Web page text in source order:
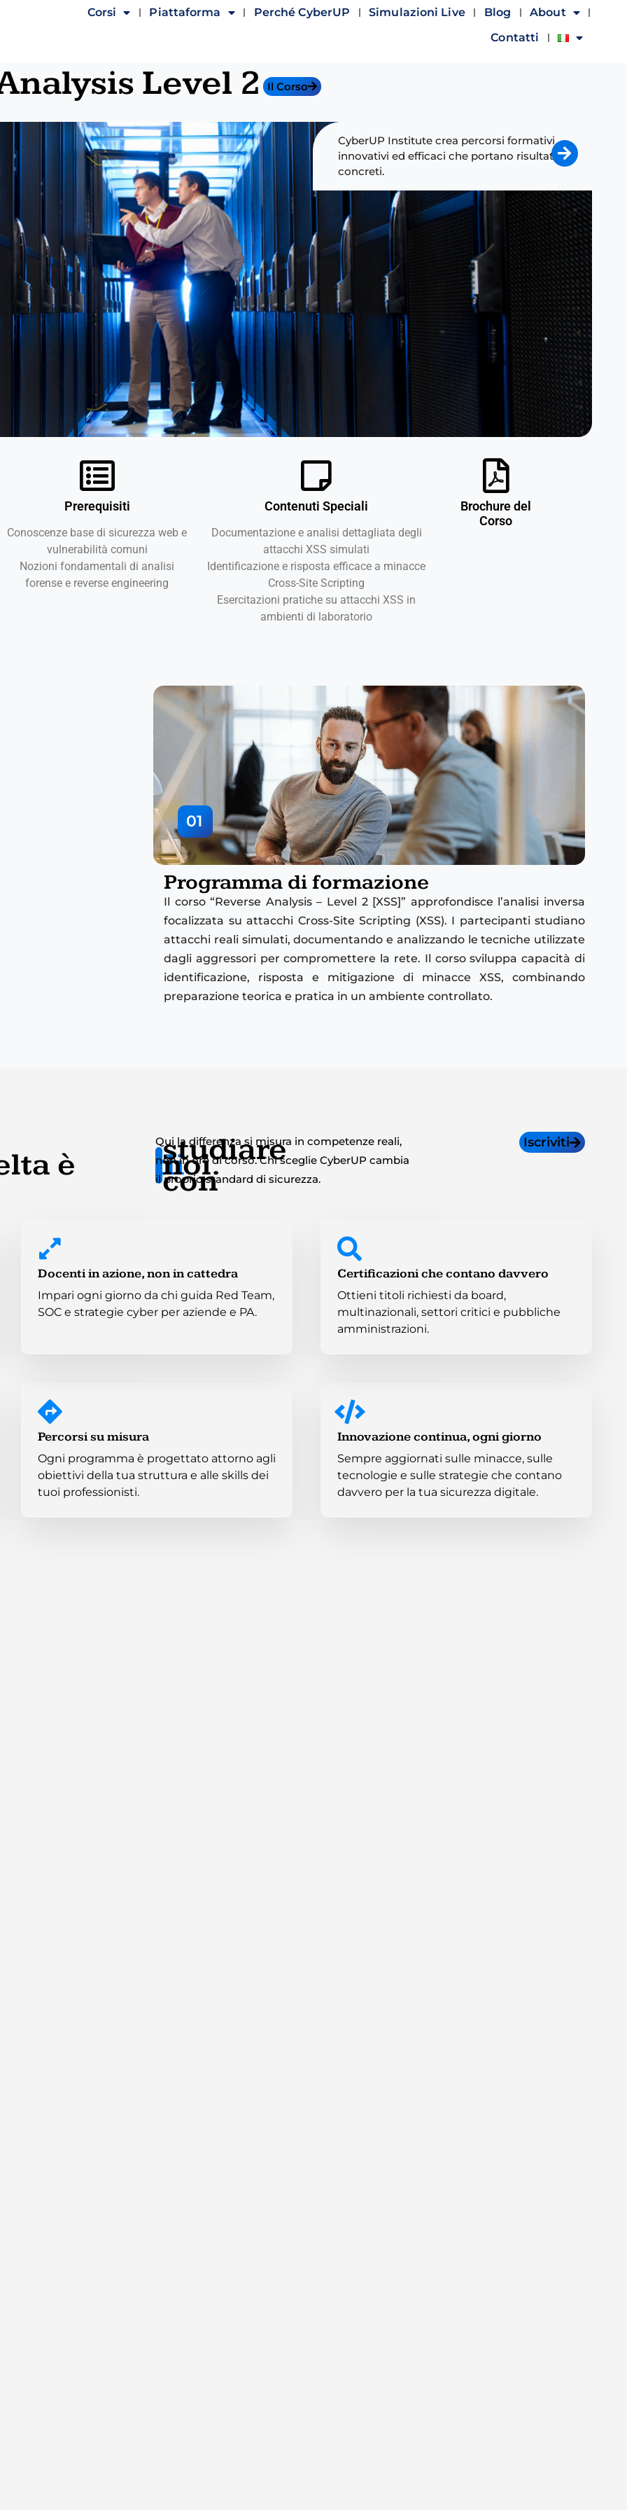
Corsi Piattaforma Perché CyberUP Simulazioni Live Blog
About
Contatti
Level 2 Il Corso
CyberUP Institute crea percorsi formativi
innovativi ed efficaci che portano risultati
concreti.
Prerequisiti
Conoscenze base di sicurezza web e
vulnerabilità comuni
Nozioni fondamentali di analisi
forense e reverse engineering
Contenuti Speciali
Documentazione e analisi dettagliata degli
attacchi XSS simulati
Identificazione e risposta efficace a minacce
Cross-Site Scripting
Esercitazioni pratiche su attacchi XSS in
ambienti di laboratorio
Brochure del
Corso
01
Programma di formazione
Il corso “Reverse Analysis – Level 2 [XSS]” approfondisce l’analisi inversa
focalizzata su attacchi Cross-Site Scripting (XSS). I partecipanti studiano
attacchi reali simulati, documentando e analizzando le tecniche utilizzate
dagli aggressori per compromettere la rete. Il corso sviluppa capacità di
identificazione, risposta e mitigazione di minacce XSS, combinando
preparazione teorica e pratica in un ambiente controllato.
è di
studiare
con
noi.
Qui la differenza si misura in competenze reali,
non in ore di corso. Chi sceglie CyberUP cambia
il proprio standard di sicurezza.
Iscriviti
Docenti in azione, non in cattedra
Impari ogni giorno da chi guida Red Team,
SOC e strategie cyber per aziende e PA.
Certificazioni che contano davvero
Ottieni titoli richiesti da board,
multinazionali, settori critici e pubbliche
amministrazioni.
Percorsi su misura
Ogni programma è progettato attorno agli
obiettivi della tua struttura e alle skills dei
tuoi professionisti.
Innovazione continua, ogni giorno
Sempre aggiornati sulle minacce, sulle
tecnologie e sulle strategie che contano
davvero per la tua sicurezza digitale.